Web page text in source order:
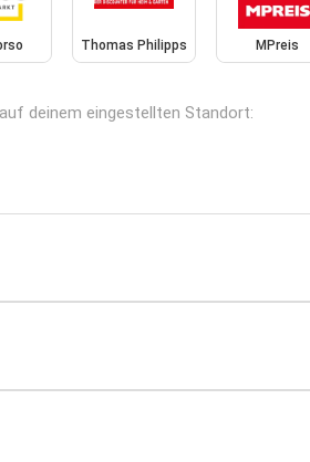
Thomas Philipps MPreis
deinem eingestellten Standort: